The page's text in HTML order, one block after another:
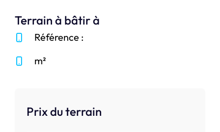
Prix du terrain
Terrain à bâtir à
Référence :
m²